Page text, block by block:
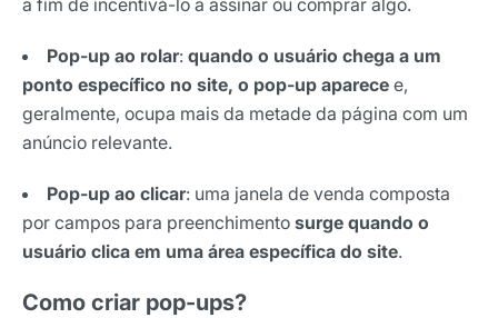
a fim de incentivá-lo a assinar ou comprar algo.
Pop-up ao rolar: quando o usuário chega a um
ponto específico no site, o pop-up aparece e,
geralmente, ocupa mais da metade da página com um
anúncio relevante.
Pop-up ao clicar: uma janela de venda composta
por campos para preenchimento surge quando o
usuário clica em uma área específica do site.
Como criar pop-ups?